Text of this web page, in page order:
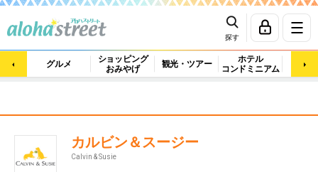
探す
グルメ
ショッピング
おみやげ
観光・ツアー
ホテル
コンドミニアム
マッ
カルビン＆スージー
Calvin & Susie